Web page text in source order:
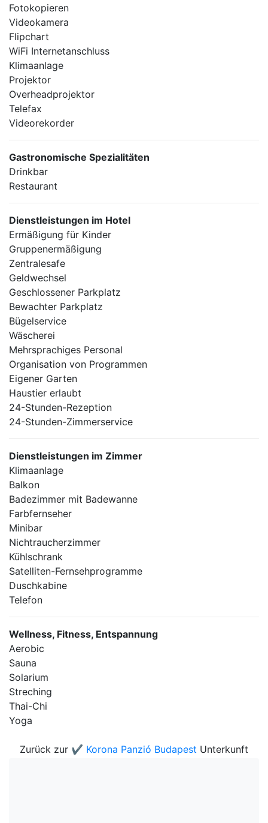
Fotokopieren
Videokamera
Flipchart
WiFi Internetanschluss
Klimaanlage
Projektor
Overheadprojektor
Telefax
Videorekorder
Gastronomische Spezialitäten
Drinkbar
Restaurant
Dienstleistungen im Hotel
Ermäßigung für Kinder
Gruppenermäßigung
Zentralesafe
Geldwechsel
Geschlossener Parkplatz
Bewachter Parkplatz
Bügelservice
Wäscherei
Mehrsprachiges Personal
Organisation von Programmen
Eigener Garten
Haustier erlaubt
24-Stunden-Rezeption
24-Stunden-Zimmerservice
Dienstleistungen im Zimmer
Klimaanlage
Balkon
Badezimmer mit Badewanne
Farbfernseher
Minibar
Nichtraucherzimmer
Kühlschrank
Satelliten-Fernsehprogramme
Duschkabine
Telefon
Wellness, Fitness, Entspannung
Aerobic
Sauna
Solarium
Streching
Thai-Chi
Yoga
Zurück zur ✔️ Korona Panzió Budapest Unterkunft